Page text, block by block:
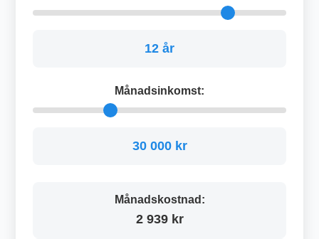
12 år
Månadsinkomst:
30 000 kr
Månadskostnad:
2 939 kr